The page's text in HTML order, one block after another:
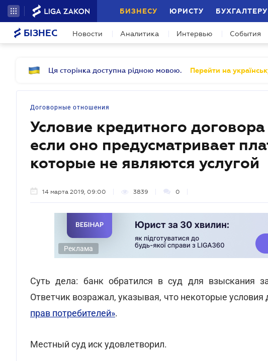
БИЗНЕСУ ЮРИСТУ БУХГАЛТЕРУ
БІЗНЕС Новости Аналитика Интервью События
Ця сторінка доступна рідною мовою. Перейти на
Договорные отношения
Условие кредитного
если оно предусматривает
которые не являются услугой
14 марта 2019, 09:00 3839 0
Реклама
Суть дела: банк обратился в суд для взыскания
Ответчик возражал, указывая, что некоторые условия
прав потребителей».
Местный суд иск удовлетворил.